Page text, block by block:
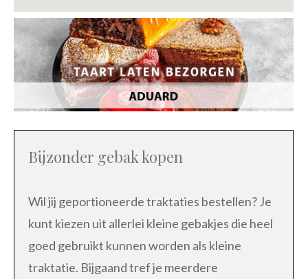
Bijzonder gebak kopen
Wil jij geportioneerde traktaties bestellen? Je
kunt kiezen uit allerlei kleine gebakjes die heel
goed gebruikt kunnen worden als kleine
traktatie. Bijgaand tref je meerdere